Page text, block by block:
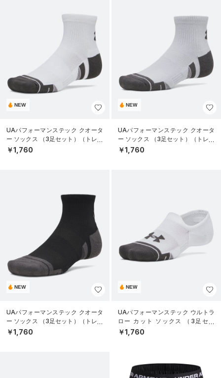
NEW
UAパフォーマンステック クオータ
ー ソックス （3足セット）（トレー
ニング/UNISEX）
￥1,760
NEW
UAパフォーマンステック クオータ
ー ソックス （3足セット）（トレー
ニング/UNISEX）
￥1,760
NEW
UAパフォーマンステック クオータ
ー ソックス （3足セット）（トレー
ニング/UNISEX）
￥1,760
NEW
UAパフォーマンステック ウルトラ
ロー カット ソックス （3足セッ
ト）（トレーニング/UNISEX）
￥1,760